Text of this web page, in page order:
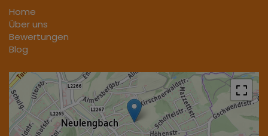
Home
Über uns
Bewertungen
Blog